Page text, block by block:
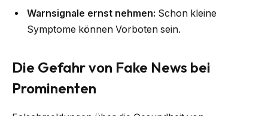
Warnsignale ernst nehmen: Schon kleine
Symptome können Vorboten sein.
Die Gefahr von Fake News bei
Prominenten